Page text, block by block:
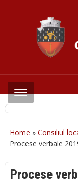
Home » Consiliul
Procese verbale
Procese